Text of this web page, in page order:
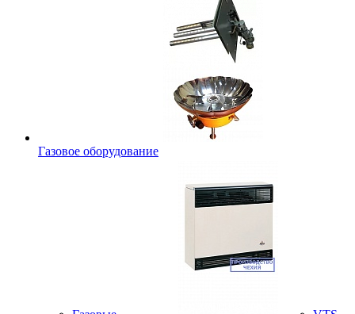
Газовое оборудование